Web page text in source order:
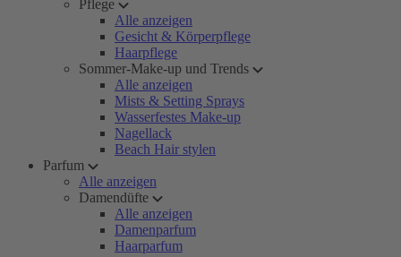
Pflege
Alle anzeigen
Gesicht & Körperpflege
Haarpflege
Sommer-Make-up und Trends
Alle anzeigen
Mists & Setting Sprays
Wasserfestes Make-up
Nagellack
Beach Hair stylen
Parfum
Alle anzeigen
Damendüfte
Alle anzeigen
Damenparfum
Haarparfum